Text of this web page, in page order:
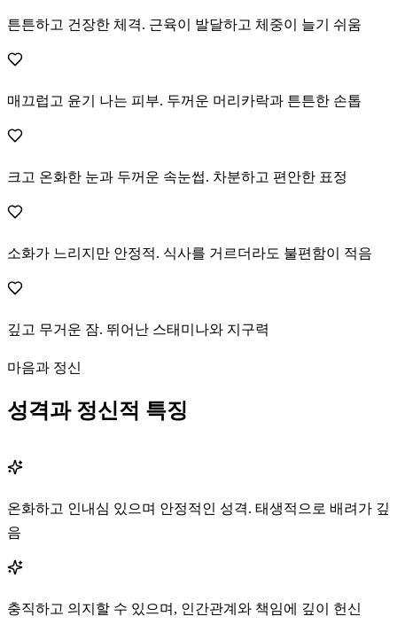
튼튼하고 건장한 체격. 근육이 발달하고 체중이 늘기 쉬움
매끄럽고 윤기 나는 피부. 두꺼운 머리카락과 튼튼한 손톱
크고 온화한 눈과 두꺼운 속눈썹. 차분하고 편안한 표정
소화가 느리지만 안정적. 식사를 거르더라도 불편함이 적음
깊고 무거운 잠. 뛰어난 스태미나와 지구력
마음과 정신
성격과 정신적 특징
온화하고 인내심 있으며 안정적인 성격. 태생적으로 배려가 깊
음
충직하고 의지할 수 있으며, 인간관계와 책임에 깊이 헌신